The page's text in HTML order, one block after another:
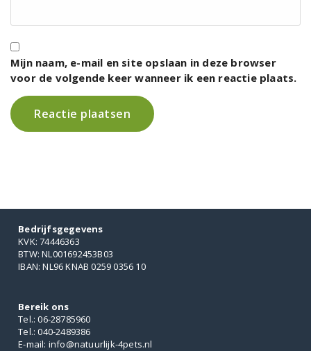
Mijn naam, e-mail en site opslaan in deze browser
voor de volgende keer wanneer ik een reactie plaats.
Bedrijfsgegevens
KVK: 74446363
BTW: NL001692453B03
IBAN: NL96 KNAB 0259 0356 10
Bereik ons
Tel.: 06-28785960
Tel.: 040-2489386
E-mail: info@natuurlijk-4pets.nl